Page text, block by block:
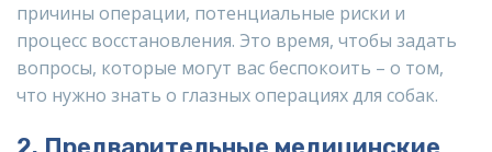
причины операции, потенциальные риски и
процесс восстановления. Это время, чтобы задать
вопросы, которые могут вас беспокоить – о том,
что нужно знать о глазных операциях для собак.